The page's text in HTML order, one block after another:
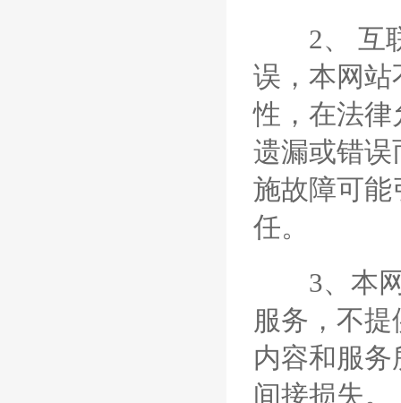
2、 互联
误，本网站
性，在法律
遗漏或错误
施故障可能
任。
3、本网
服务，不
内容和服
间接损失。